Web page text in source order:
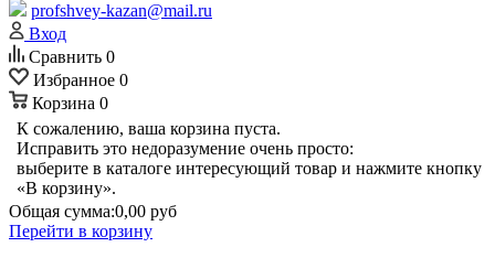
profshvey-kazan@mail.ru
Вход
Сравнить 0
Избранное 0
Корзина 0
К сожалению, ваша корзина пуста.
Исправить это недоразумение очень просто:
выберите в каталоге интересующий товар и нажмите кнопку
«В корзину».
Общая сумма:0,00 руб
Перейти в корзину